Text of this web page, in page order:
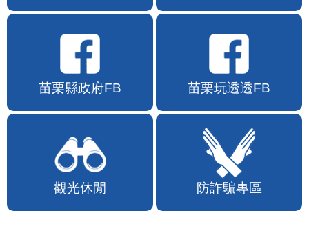
苗栗縣政府FB 苗栗玩透透FB
觀光休閒 防詐騙專區